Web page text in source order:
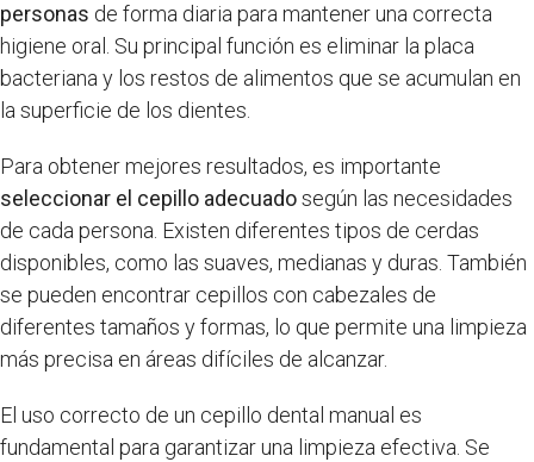
personas de forma diaria para mantener una correcta
higiene oral. Su principal función es eliminar la placa
bacteriana y los restos de alimentos que se acumulan en
la superficie de los dientes.
Para obtener mejores resultados, es importante
seleccionar el cepillo adecuadosegún las necesidades
de cada persona. Existen diferentes tipos de cerdas
disponibles, como las suaves, medianas y duras. También
se pueden encontrar cepillos con cabezales de
diferentes tamaños y formas, lo que permite una limpieza
más precisa en áreas difíciles de alcanzar.
El uso correcto de un cepillo dental manual es
fundamental para garantizar una limpieza efectiva. Se